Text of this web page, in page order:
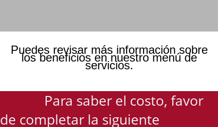
Puedes revisar más información sobre
los beneficios en nuestro menú de
servicios.
Para saber el costo, favor
de completar la siguiente